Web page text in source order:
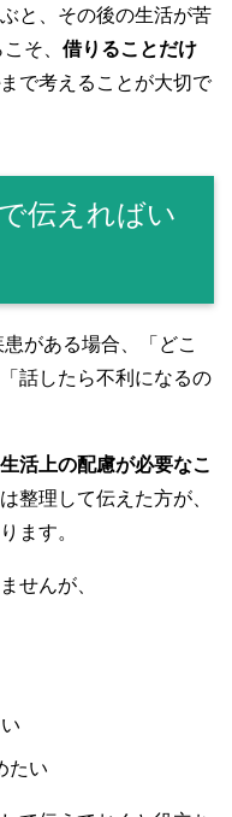
と、その後の生活が苦
そ、 借りることだけ
まで考えることが大切で
伝えればい
がある場合、「どこ
話したら不利になるの
生活上の配慮が必要なこ
は整理して伝えた方が、
ます。
せんが、
たい